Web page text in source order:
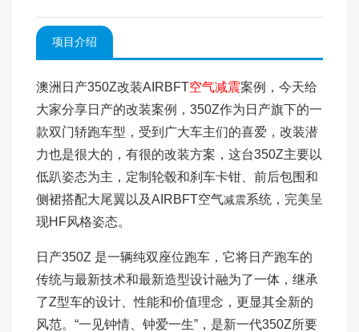
项目介绍
澳洲日产350Z改装AIRBFT空气减震案例，今天给
大家分享日产的改装案例，350Z作为日产旗下的一
款双门轿跑车型，受到广大车主们的喜爱，改装潜
力也是很大的，有很的改装方案，这台350Z主要以
低趴姿态为主，定制轮毂和刹车卡钳、前后包围和
侧裙搭配大尾翼以及AIRBFT空气减震系统，完美呈
现HF风格姿态。
日产350Z 是一辆纯双座位跑车，它将日产跑车的
传统与最新技术和最新造型设计融为了一体，继承
了Z型车的设计、性能和价值理念，更显其全新的
风范。“一见钟情、钟爱一生”，是新一代350Z所要